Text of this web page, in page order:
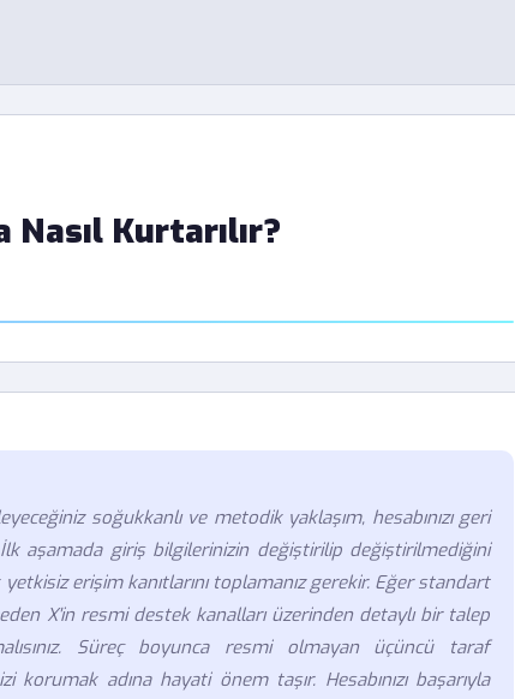
Nasıl Kurtarılır?
soğukkanlı ve metodik yaklaşım, hesabınızı geri
aşamada giriş bilgilerinizin değiştirilip değiştirilmediğini
erişim kanıtlarını toplamanız gerekir. Eğer standart
X'in resmi destek kanalları üzerinden detaylı bir talep
Süreç boyunca resmi olmayan üçüncü taraf
adına hayati önem taşır. Hesabınızı başarıyla